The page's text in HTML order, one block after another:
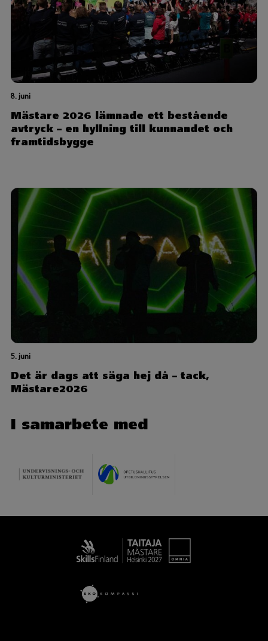
8. juni
Mästare 2026 lämnade ett bestående
avtryck – en hyllning till kunnandet och
framtidsbygge
5. juni
Det är dags att säga hej då – tack,
Mästare2026
I samarbete med